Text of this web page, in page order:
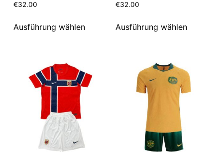
€32.00
Ausführung wählen
€32.00
Ausführung wählen